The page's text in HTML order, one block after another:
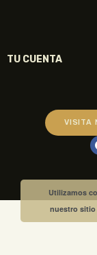
TU CUENTA
VISITA
Utilizamos
nuestro